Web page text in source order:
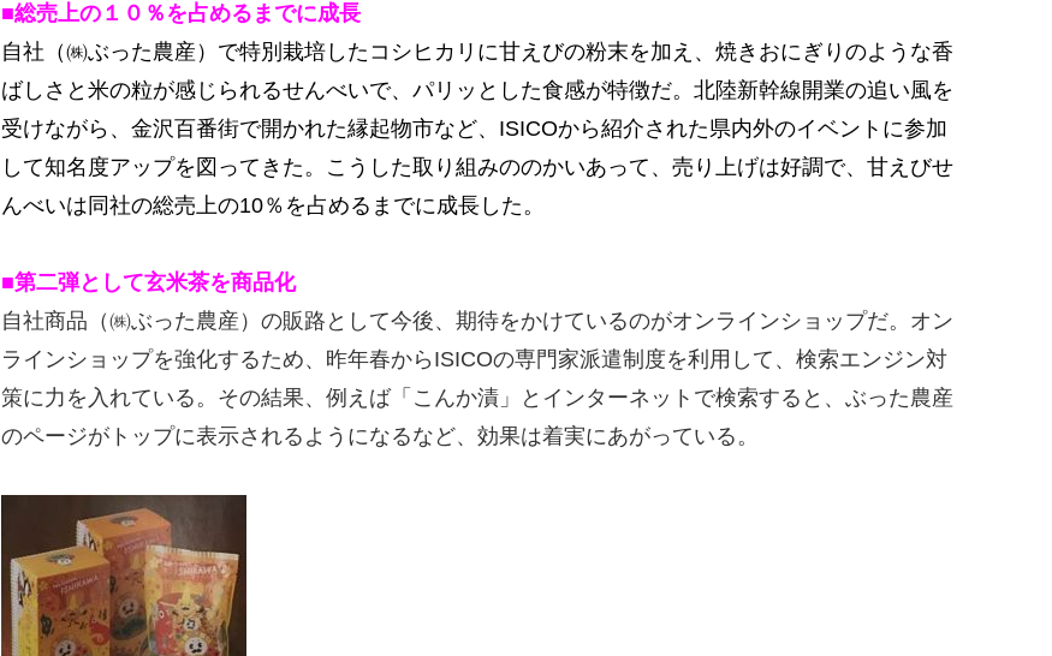
■総売上の１０％を占めるまでに成長
自社（㈱ぶった農産）で特別栽培したコシヒカリに甘えびの粉末を加え、焼きおにぎりのような香
ばしさと米の粒が感じられるせんべいで、パリッとした食感が特徴だ。北陸新幹線開業の追い風を
受けながら、金沢百番街で開かれた縁起物市など、ISICOから紹介された県内外のイベントに参加
して知名度アップを図ってきた。こうした取り組みののかいあって、売り上げは好調で、甘えびせ
んべいは同社の総売上の10％を占めるまでに成長した。
■第二弾として玄米茶を商品化
自社商品（㈱ぶった農産）の販路として今後、期待をかけているのがオンラインショップだ。オン
ラインショップを強化するため、昨年春からISICOの専門家派遣制度を利用して、検索エンジン対
策に力を入れている。その結果、例えば「こんか漬」とインターネットで検索すると、ぶった農産
のページがトップに表示されるようになるなど、効果は着実にあがっている。